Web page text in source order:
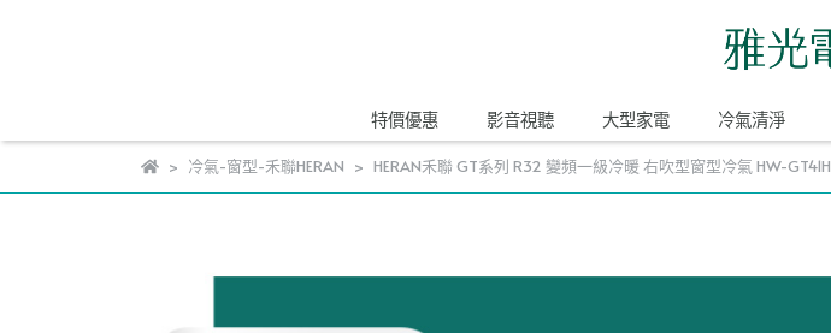
特價優惠 影音視聽 大型家電 冷氣清淨
冷氣-窗型-禾聯HERAN HERAN禾聯 GT系列 R32 變頻一級冷暖 右吹型窗型冷氣 HW-GT41H